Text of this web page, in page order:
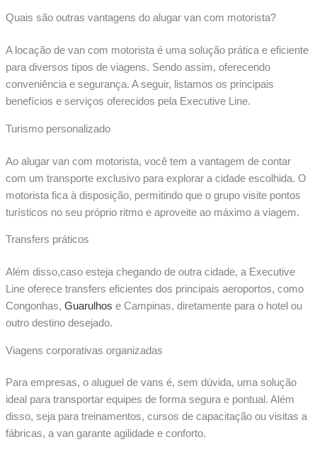
Quais são outras vantagens do alugar van com motorista?
A locação de van com motorista é uma solução prática e eficiente
para diversos tipos de viagens. Sendo assim, oferecendo
conveniência e segurança. A seguir, listamos os principais
benefícios e serviços oferecidos pela Executive Line.
Turismo personalizado
Ao alugar van com motorista, você tem a vantagem de contar
com um transporte exclusivo para explorar a cidade escolhida. O
motorista fica à disposição, permitindo que o grupo visite pontos
turísticos no seu próprio ritmo e aproveite ao máximo a viagem.
Transfers práticos
Além disso,caso esteja chegando de outra cidade, a Executive
Line oferece transfers eficientes dos principais aeroportos, como
Congonhas, Guarulhos e Campinas, diretamente para o hotel ou
outro destino desejado.
Viagens corporativas organizadas
Para empresas, o aluguel de vans é, sem dúvida, uma solução
ideal para transportar equipes de forma segura e pontual. Além
disso, seja para treinamentos, cursos de capacitação ou visitas a
fábricas, a van garante agilidade e conforto.